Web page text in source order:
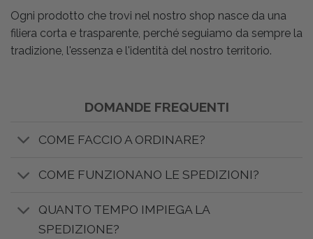
Ogni prodotto che trovi nel nostro shop nasce da una
filiera corta e trasparente, perché seguiamo da sempre la
tradizione, l'essenza e l'identità del nostro territorio.
DOMANDE FREQUENTI
COME FACCIO A ORDINARE?
COME FUNZIONANO LE SPEDIZIONI?
QUANTO TEMPO IMPIEGA LA
SPEDIZIONE?